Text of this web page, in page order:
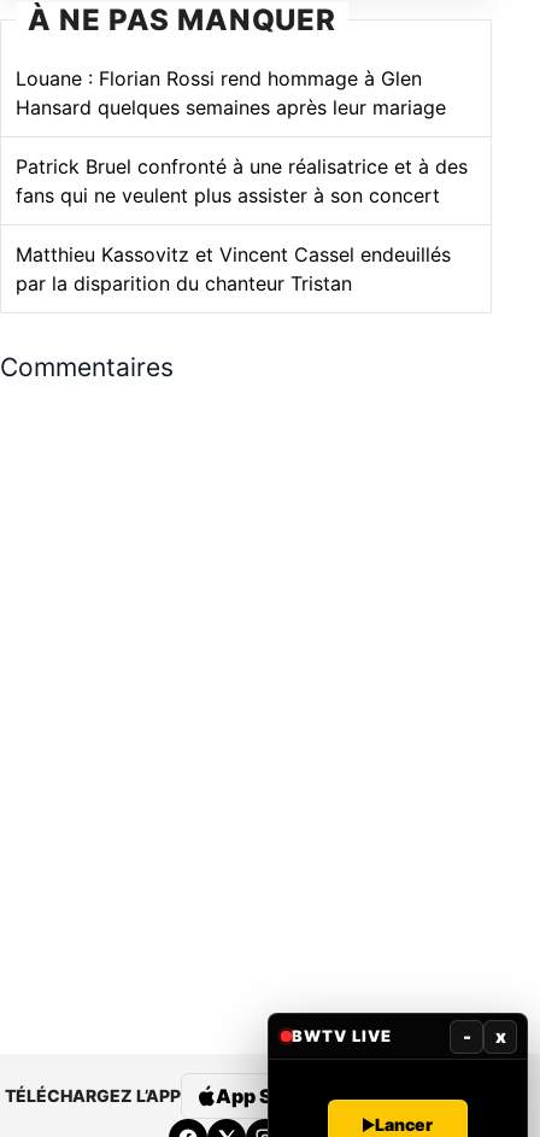
À NE PAS MANQUER
Louane : Florian Rossi rend hommage à Glen
Hansard quelques semaines après leur mariage
Patrick Bruel confronté à une réalisatrice et à des
fans qui ne veulent plus assister à son concert
Matthieu Kassovitz et Vincent Cassel endeuillés
par la disparition du chanteur Tristan
Commentaires
TÉLÉCHARGEZ L’APP App Store Google Play
BWTV LIVE - x
Lancer